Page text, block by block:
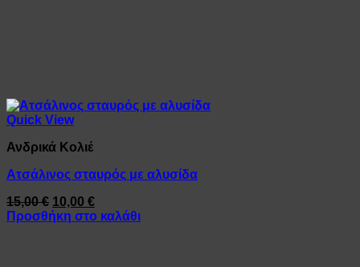
Quick View
Ανδρικά Κολιέ
Ατσάλινος σταυρός με αλυσίδα
15,00€ Original
price
10,00 €Η
τρέχουσα
Προσθήκη στο καλάθι